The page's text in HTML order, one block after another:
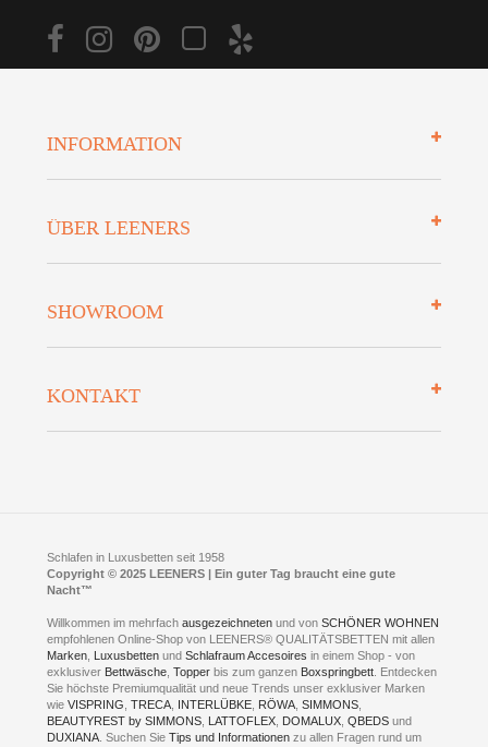
INFORMATION
Finanzierung
Datenschutz
ÜBER LEENERS
Preisgarantie
Presse
Jobs
SHOWROOM
Fotoalbum
Kontakt
KONTAKT
Neuer Showroom für unsere Onlineartikel.
Kontakt via:WhatsApp
Kontakt via:eMail
mögliche Zeiten für eine Showroom Terminreservierung
MO und DI geschlossen
MI - FR 11 bis 17 Uhr
Schlafen in Luxusbetten seit 1958
Copyright © 2025 LEENERS | Ein guter Tag braucht eine gute
Nacht™
Willkommen im mehrfachausgezeichnetenund vonSCHÖNER WOHNEN
empfohlenen Online-Shop von LEENERS® QUALITÄTSBETTEN mit allen
Marken Luxusbetten undSchlafraum Accesoires in einem Shop - von
exklusiver Bettwäsche ,Topper bis zum ganzen Boxspringbett . Entdecken
Sie höchste Premiumqualität und neue Trends unser exklusiver Marken
wieVISPRING ,TRECA INTERLÜBKE RÖWA ,SIMMONS
BEAUTYREST by SIMMONS LATTOFLEX DOMALUX ,QBEDS und
DUXIANA . Suchen SieTips und Informationen zu allen Fragen rund um